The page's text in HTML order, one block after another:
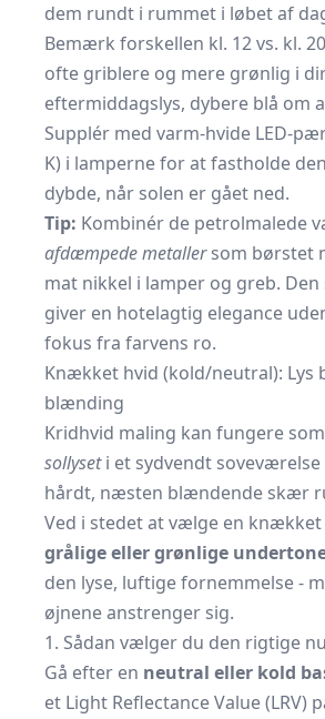
dem rundt i rummet i løbet af
Bemærk forskellen kl. 12 vs. kl.
ofte griblere og mere grønlig i
eftermiddagslys, dybere blå om
Supplér med varm-hvide LED-
K) i lamperne for at fastholde
dybde, når solen er gået ned.
Tip: Kombinér de petrolmalede
afdæmpede metallersom børstet
mat nikkel i lamper og greb.
giver en hotelagtig elegance
fokus fra farvens ro.
Knækket hvid (kold/neutral): Lys
blænding
Kridhvid maling kan fungere
sollyseti et sydvendt soveværelse
hårdt, næsten blændende skær
Ved i stedet at vælge en knækket
grålige eller grønlige
den lyse, luftige fornemmelse -
øjnene anstrenger sig.
1. Sådan vælger du den rigtige
Gå efter en neutral eller kold
et Light Reflectance Value (LRV)